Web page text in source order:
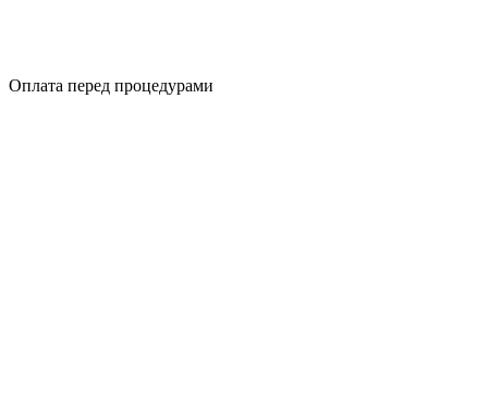
Оплата перед процедурами